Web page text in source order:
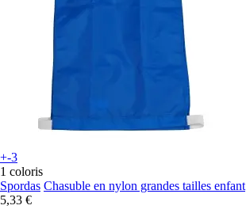
+-3
1 coloris
Spordas Chasuble en nylon grandes tailles enfant
5,33 €